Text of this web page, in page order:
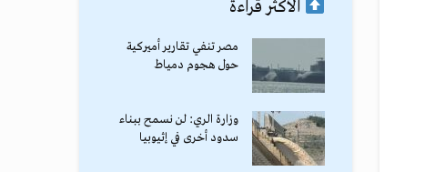
الأكثر قراءة
مصر تنفي تقارير أميركية
حول هجوم دمياط
وزارة الري: لن نسمح ببناء
سدود أخرى في إثيوبيا